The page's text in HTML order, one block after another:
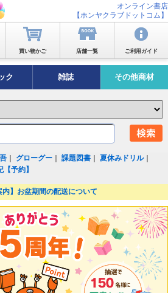
オンライン書店
【ホンヤクラブドットコム】
買い物かご 店舗一覧 ご利用ガイド
ク 雑誌 その他商材
グローグー ｜課題図書 ｜夏休みドリル｜
予約】
内】お盆期間の配送について